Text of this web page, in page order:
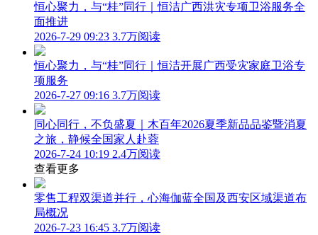
恒心聚力，与“桂”同行｜恒洁广西洪灾专项卫浴服务全
面推进
2026-7-29 09:23 3.7万阅读
恒心聚力，与“桂”同行｜恒洁开展广西受灾家庭卫浴专
项服务
2026-7-27 09:16 3.7万阅读
同心同行，不负盛夏｜木百年2026夏季新品品鉴暨消夏
之旅，静候全国家人赴蓉
2026-7-24 10:19 2.4万阅读
查看更多
零售工程双渠道并行，心海伽蓝全国及西安区域渠道布
局概况
2026-7-23 16:45 3.7万阅读